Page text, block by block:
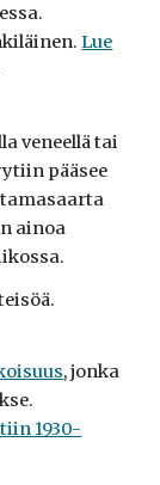
Lue
veneellä tai
pääsee
ainoa
, jonka
1930-